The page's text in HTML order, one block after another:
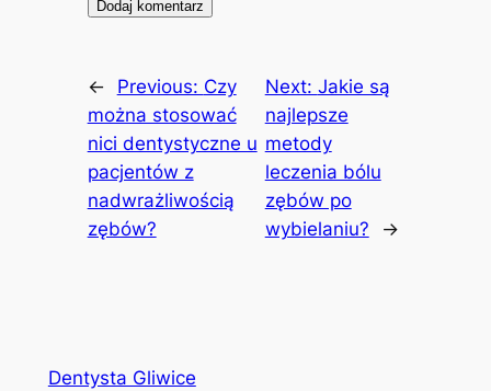
← Previous: Czy
można stosować
nici dentystyczne u
pacjentów z
nadwrażliwością
zębów?
Next: Jakie są
najlepsze
metody
leczenia bólu
zębów po
wybielaniu?
→
Dentysta Gliwice